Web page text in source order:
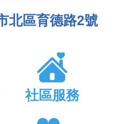
北區育德路2號
社區服務